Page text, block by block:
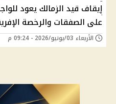
إيقاف قيد الزمالك يعود
على الصفقات والرخصة
الأربعاء 03/يونيو/2026 - 09:24 م